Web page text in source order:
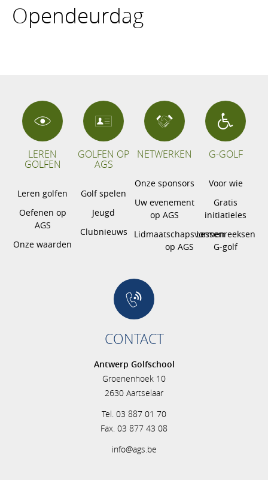
Opendeurdag
LEREN
GOLFEN
Leren golfen
Oefenen op
AGS
Onze waarden
GOLFEN OP
AGS
Golf spelen
Jeugd
Clubnieuws
NETWERKEN
Onze sponsors
Uw evenement
op AGS
Lidmaatschapsvormen
op AGS
G-GOLF
Voor wie
Gratis
initiatieles
Lessenreeksen
G-golf
CONTACT
Antwerp Golfschool
Groenenhoek 10
2630 Aartselaar
Tel. 03 887 01 70
Fax. 03 877 43 08
info@ags.be